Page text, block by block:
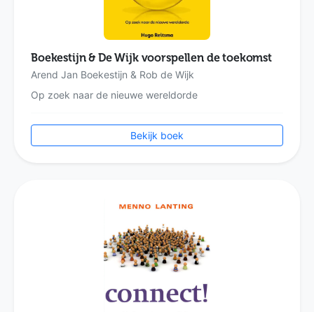
Boekestijn & De Wijk voorspellen de toekomst
Arend Jan Boekestijn & Rob de Wijk
Op zoek naar de nieuwe wereldorde
Bekijk boek